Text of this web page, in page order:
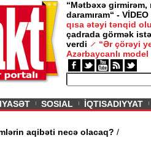
“Mətbəxə girmirəm,
daramıram“ - VİDEO
qısa ətəyi tənqid
çadrada görmək
verdi
“Ər çörəyi
Azərbaycanlı model
SOSIAL İQTISADIYYAT
aqibəti necə olacaq?